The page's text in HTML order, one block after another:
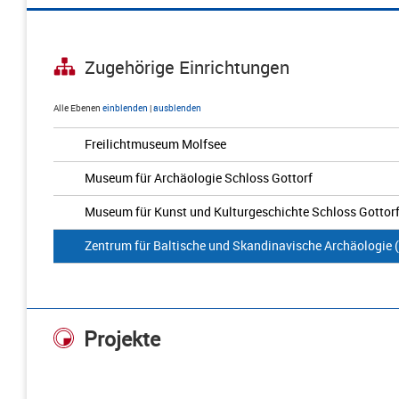
Zugehörige Einrichtungen
Alle Ebenen einblenden |ausblenden
Freilichtmuseum Molfsee
Museum für Archäologie Schloss Gottorf
Museum für Kunst und Kulturgeschichte Schloss Gottorf
Zentrum für Baltische und Skandinavische Archäologie
Projekte